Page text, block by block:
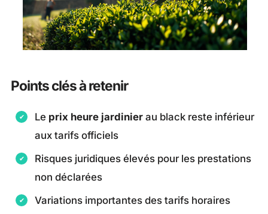
Points clés à retenir
Le prix heure jardinier au black reste inférieur
aux tarifs officiels
Risques juridiques élevés pour les prestations
non déclarées
Variations importantes des tarifs horaires